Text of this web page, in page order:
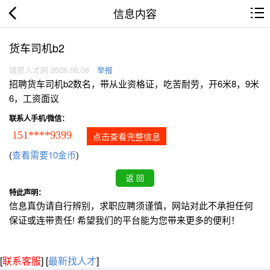
信息内容
货车司机b2
错那人才网 2026.08.08 举报
招聘货车司机b2数名，带从业资格证，吃苦耐劳，开6米8，9米
6，工资面议
联系人手机/微信：
151****9399 点击查看完整信息
(查看需要10金币)
特此声明：
信息真伪请自行辨别，求职应聘须谨慎，网站对此不承担任何
保证或连带责任! 希望我们的平台能为您带来更多的便利！
[联系客服] [最新找人才]